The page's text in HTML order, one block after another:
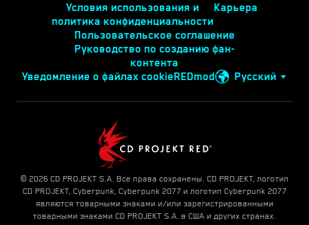
Условия использования и
политика конфиденциальности
Карьера
Пользовательское соглашение
Руководство по созданию фан-
контента
Уведомление о файлах cookieREDmod Русский
© 2026 CD PROJEKT S.A. Все права сохранены. CD PROJEKT, логотип
CD PROJEKT, Cyberpunk, Cyberpunk 2077 и логотип Cyberpunk 2077
являются товарными знаками и/или зарегистрированными
товарными знаками CD PROJEKT S.A. в США и других странах.